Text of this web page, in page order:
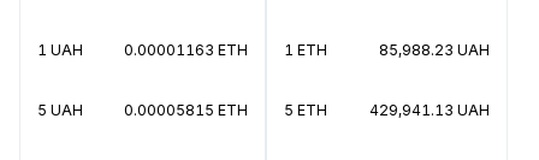
1 UAH 0.00001163 ETH
5 UAH 0.00005815 ETH
1 ETH 85,988.23 UAH
5 ETH 429,941.13 UAH